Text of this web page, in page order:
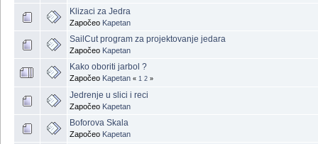
Klizaci za Jedra
Započeo Kapetan
SailCut program za projektovanje jedara
Započeo Kapetan
Kako oboriti jarbol ?
Započeo Kapetan « 1 2 »
Jedrenje u slici i reci
Započeo Kapetan
Boforova Skala
Započeo Kapetan